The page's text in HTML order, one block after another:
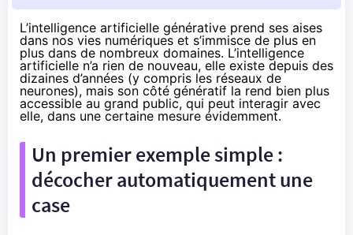
L’intelligence artificielle générative prend ses aises
dans nos vies numériques et s’immisce de plus en
plus dans de nombreux domaines. L’intelligence
artificielle n’a rien de nouveau, elle existe depuis des
dizaines d’années (y compris les réseaux de
neurones), mais son côté génératif la rend bien plus
accessible au grand public, qui peut interagir avec
elle, dans une certaine mesure évidemment.
Un premier exemple simple :
décocher automatiquement une
case